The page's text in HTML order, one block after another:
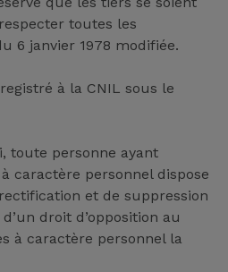
toutes les
6 janvier 1978 modifiée.
à la CNIL sous le
toute personne ayant
caractère personnel dispose
et de suppression
droit d’opposition au
à caractère personnel la